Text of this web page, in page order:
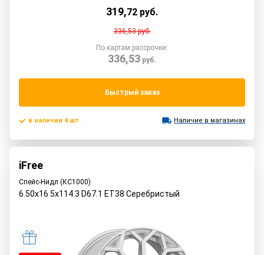
319,72 руб.
336,53руб.
По картам рассрочки:
336,53руб.
Быстрый заказ
в наличии 4 шт. Наличие в магазинах
iFree
Спейс-Нидл (КС1000)
6.50x16 5x114.3 D67.1 ET38 Серебристый